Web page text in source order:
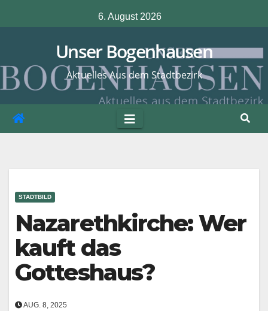
Inhalt
6. August 2026
Unser Bogenhausen
Aktuelles Aus dem Stadtbezirk
STADTBILD
Nazarethkirche: Wer
kauft das
Gotteshaus?
AUG. 8, 2025